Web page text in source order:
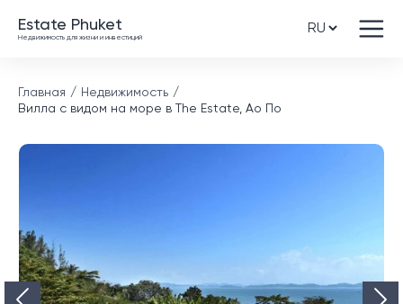
Estate Phuket
Недвижимость для жизни и инвестиций
Главная
Недвижимость
Вилла с видом на море в The Estate, Ао По